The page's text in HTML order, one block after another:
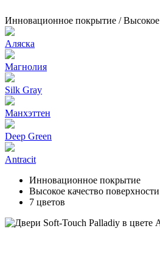
Инновационное покрытие / Высокое
Аляска
Магнолия
Silk Gray
Манхэттен
Deep Green
Antracit
Инновационное покрытие
Высокое качество поверхности
7 цветов